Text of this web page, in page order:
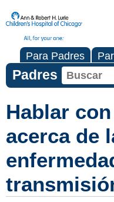
Para Padres
Padres
Hablar
acerca de